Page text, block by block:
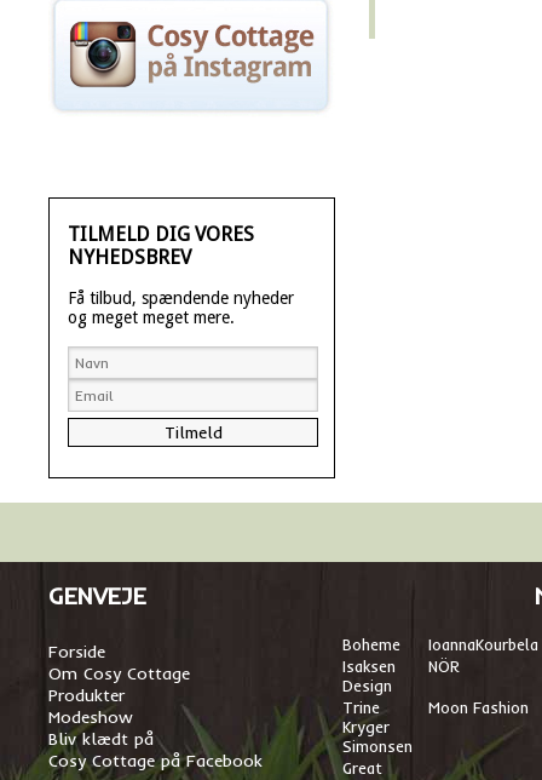
TILMELD DIG VORES
NYHEDSBREV
Få tilbud, spændende nyheder
og meget meget mere.
GENVEJE
Forside
Om Cosy Cottage
Produkter
Modeshow
Bliv klædt på
Cosy Cottage på Facebook
Boheme IoannaKourbela
Isaksen
Design
NÖR
Trine
Kryger
Simonsen
Moon Fashion
Great